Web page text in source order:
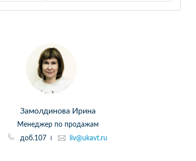
Замолдинова Ирина
Менеджер по продажам
доб.107
liv@ukavt.ru